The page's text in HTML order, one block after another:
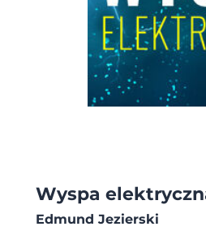
Wyspa
Edmund Jezierski